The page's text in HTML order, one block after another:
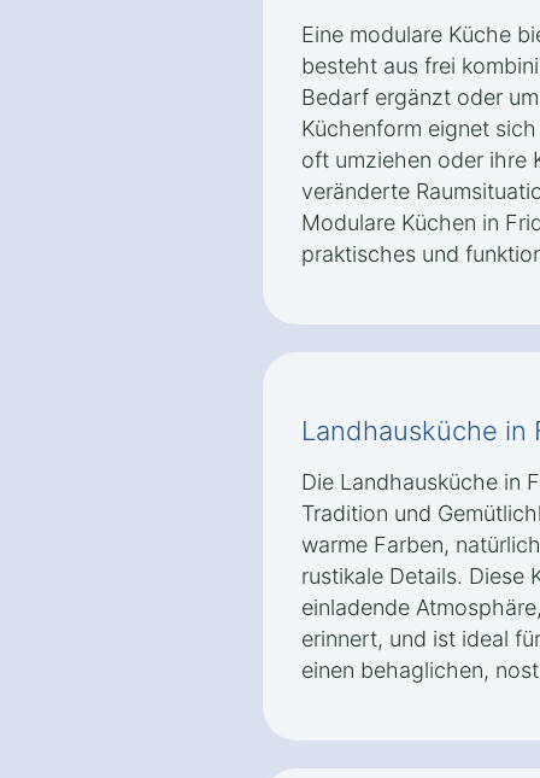
Eine modulare Küche
besteht aus frei
Bedarf ergänzt oder
Küchenform eignet
oft umziehen oder ihre
veränderte
Modulare Küchen in
praktisches und
Landhausküche in
Die Landhausküche in
Tradition und
warme Farben,
rustikale Details. Diese
einladende
erinnert, und ist ideal
einen behaglichen,